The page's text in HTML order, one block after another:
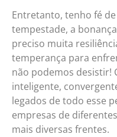
Entretanto, tenho fé
tempestade, a
preciso muita
temperança para
não podemos desistir!
inteligente,
legados de todo esse
empresas de
mais diversas frentes.